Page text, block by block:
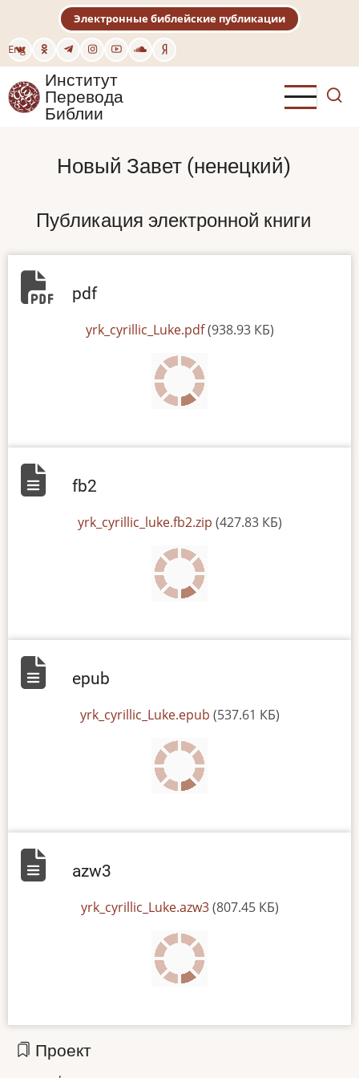
основному
содержанию
Eng
Электронные библейские публикации
Институт
Перевода
Библии
Новый Завет (ненецкий)
Публикация электронной книги
pdf
yrk_cyrillic_Luke.pdf (938.93 КБ)
fb2
yrk_cyrillic_luke.fb2.zip (427.83 КБ)
epub
yrk_cyrillic_Luke.epub (537.61 КБ)
azw3
yrk_cyrillic_Luke.azw3 (807.45 КБ)
Проект